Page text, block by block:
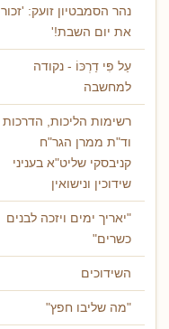
נהר הסמבטיון זועק: 'זכור
את יום השבת!'
עַל פִּי דַרְכּוֹ - נקודה
למחשבה
רשימות הליכות, הדרכות
וד"ת ממרן הגר"ח
קניבסקי שליט"א בעניני
שידוכין ונישואין
"יאריך ימים ויזכה לבנים
כשרים"
השידוכים
"מה שליבו חפץ"